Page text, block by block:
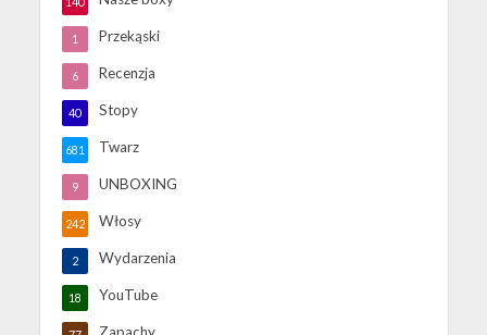
Przekąski
1
Recenzja
6
Stopy
40
Twarz
681
UNBOXING
9
Włosy
242
Wydarzenia
2
YouTube
18